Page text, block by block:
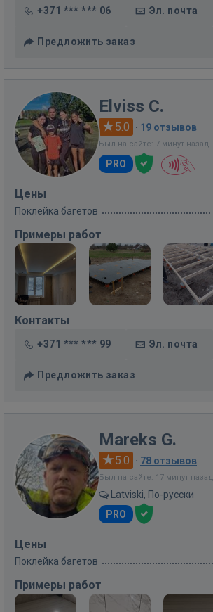
+371 *** *** 06 Эл. почта
Предложить заказ
Elviss C.
5.0 · 19 отзывов
Был на сайте: 7 минут назад
PRO
Цены
Поклейка багетов
Примеры работ
Контакты
+371 *** *** 99 Эл. почта
Предложить заказ
Mareks G.
5.0 · 78 отзывов
Был на сайте: 17 минут назад
Latviski, По-русски
PRO
Цены
Поклейка багетов
Примеры работ